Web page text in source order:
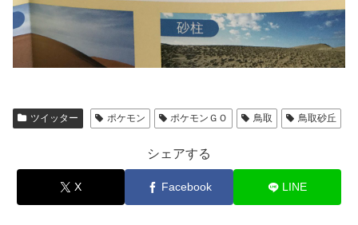
ツイッター ポケモン ポケモンＧＯ 鳥取 鳥取砂丘
シェアする
X Facebook LINE